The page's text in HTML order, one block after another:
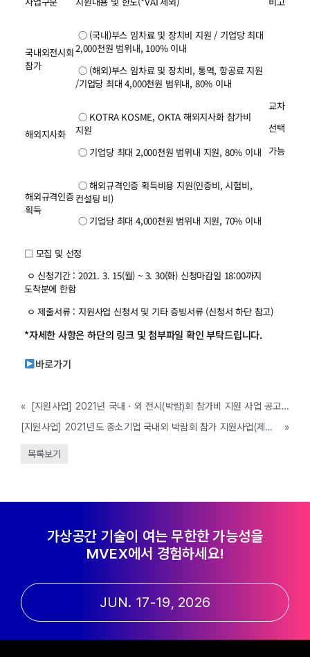
국내외전시회
참가
○ (국내)부스 임차료 및 장치비 지원 / 기업당 최대
2,000천원 범위내, 100% 이내
○ (해외)부스 임차료 및 장치비, 통역, 항공료 지원
/기업당 최대 4,000천원 범위내, 80% 이내
교차
선택
가능
해외지사화
○ KOTRA KOSME, OKTA 해외지사화 참가비
지원
○ 기업당 최대 2,000천원 범위내 지원, 80% 이내
해외규격인증
획득
○ 해외규격인증 획득비용 지원(인증비, 시험비,
컨설팅 비)
○ 기업당 최대 4,000천원 범위내 지원, 70% 이내
□ 모집 및 선정
ㅇ 신청기간 : 2021. 3. 15(월) ~ 3. 30(화) 신청마감일 18:00까지
도착분에 한함
ㅇ 제출서류 : 지원사업 신청서 및 기타 증빙서류 (신청서 하단 참고)
*자세한 사항은 하단의 링크 및 첨부파일 확인 부탁드립니다.
바로가기
«
[지원사업] 2021년 국내ㆍ외 전시(박람)회 참가비 지원 사업 공고(함안군, ~예산소진시까지)
[지원사업] 2021년도 중소기업 국내외 박람회 참가 지원사업(제천시, ~예산소진시까지)
»
목록보기
가상공간 기술이 여는 무한한 가능성을
MVEX에서 경험하세요!
JUN. 17-19, 2026